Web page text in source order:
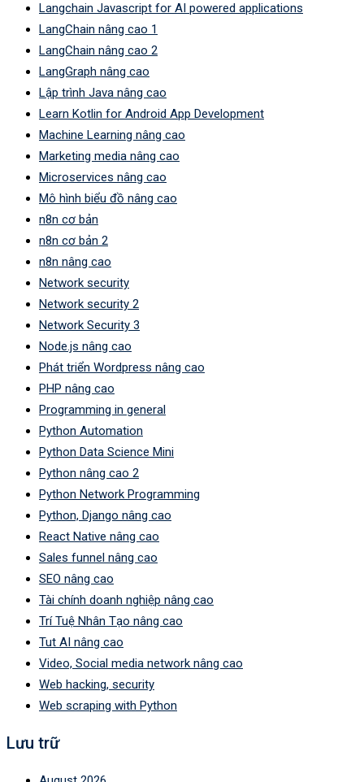
Langchain Javascript for AI powered applications
LangChain nâng cao 1
LangChain nâng cao 2
LangGraph nâng cao
Lập trình Java nâng cao
Learn Kotlin for Android App Development
Machine Learning nâng cao
Marketing media nâng cao
Microservices nâng cao
Mô hình biểu đồ nâng cao
n8n cơ bản
n8n cơ bản 2
n8n nâng cao
Network security
Network security 2
Network Security 3
Node.js nâng cao
Phát triển Wordpress nâng cao
PHP nâng cao
Programming in general
Python Automation
Python Data Science Mini
Python nâng cao 2
Python Network Programming
Python, Django nâng cao
React Native nâng cao
Sales funnel nâng cao
SEO nâng cao
Tài chính doanh nghiệp nâng cao
Trí Tuệ Nhân Tạo nâng cao
Tut AI nâng cao
Video, Social media network nâng cao
Web hacking, security
Web scraping with Python
Lưu trữ